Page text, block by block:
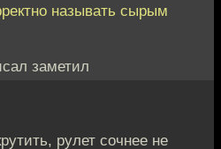
называть сырым
заметил
рулет сочнее не